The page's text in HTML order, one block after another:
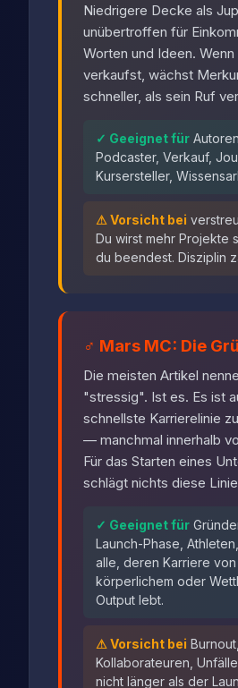
Niedrigere Decke als
unübertroffen für
Worten und Ideen.
verkaufst, wächst
schneller, als sein Ruf
✓ Geeignet für
Podcaster, Verkauf,
Kursersteller,
⚠ Vorsicht bei
Du wirst mehr Projekte
du beendest. Disziplin
♂️ Mars MC: Die
Die meisten Artikel
"stressig". Ist es. Es ist
schnellste Karrierelinie
— manchmal innerhalb
Für das Starten eines
schlägt nichts diese
✓ Geeignet für
Launch-Phase,
alle, deren Karriere von
körperlichem oder
Output lebt.
⚠ Vorsicht bei
Kollaborateuren,
nicht länger als der